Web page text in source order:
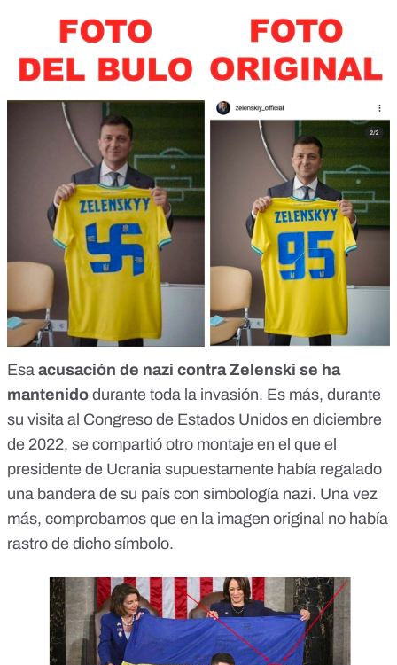
Esa acusación de nazi contra Zelenski se ha
mantenido durante toda la invasión. Es más, durante
su visita al Congreso de Estados Unidos en diciembre
de 2022, se compartió otro montaje en el que el
presidente de Ucrania supuestamente había regalado
una bandera de su país con simbología nazi. Una vez
más, comprobamos que en la imagen original no había
rastro de dicho símbolo.